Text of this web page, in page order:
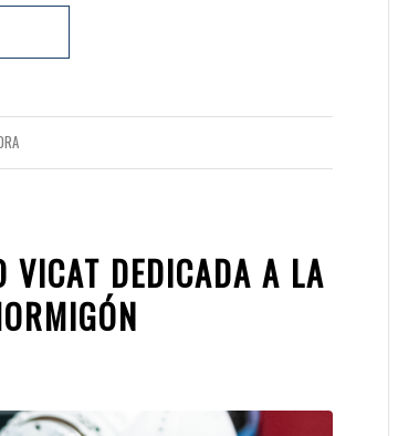
VICAT DEDICADA A LA